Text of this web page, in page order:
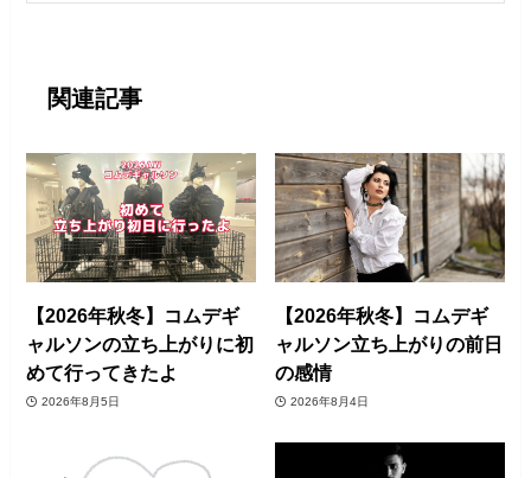
関連記事
【2026年秋冬】コムデギ
ャルソンの立ち上がりに初
めて行ってきたよ
2026年8月5日
【2026年秋冬】コムデギ
ャルソン立ち上がりの前日
の感情
2026年8月4日